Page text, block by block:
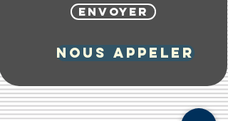
Envoyer
Nous appeler